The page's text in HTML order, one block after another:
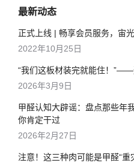
最新动态
正式上线 | 畅享会员服务，宙
2022年10月25日
“我们这板材装完就能住！
2026年3月9日
甲醛认知大辟谣：盘点那些年
你肯定干过
2026年2月27日
注意！这三种肉可能是甲醛“重